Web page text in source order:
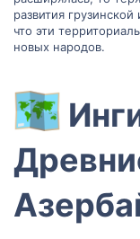
развития
что эти
новых народов.